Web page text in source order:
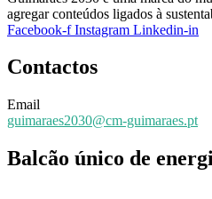
agregar conteúdos ligados à
Facebook-f Instagram Linkedin-in
Contactos
Email
guimaraes2030@cm-guimaraes.pt
Balcão único de